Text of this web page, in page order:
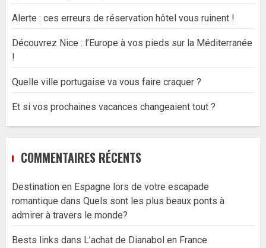
Alerte : ces erreurs de réservation hôtel vous ruinent !
Découvrez Nice : l’Europe à vos pieds sur la Méditerranée
!
Quelle ville portugaise va vous faire craquer ?
Et si vos prochaines vacances changeaient tout ?
COMMENTAIRES RÉCENTS
Destination en Espagne lors de votre escapade
romantique dans Quels sont les plus beaux ponts à
admirer à travers le monde?
Bests links dans L’achat de Dianabol en France